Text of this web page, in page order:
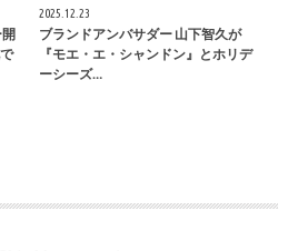
2025.12.23
ブランドアンバサダー 山下智久が
『モエ・エ・シャンドン』とホリデ
ーシーズ…